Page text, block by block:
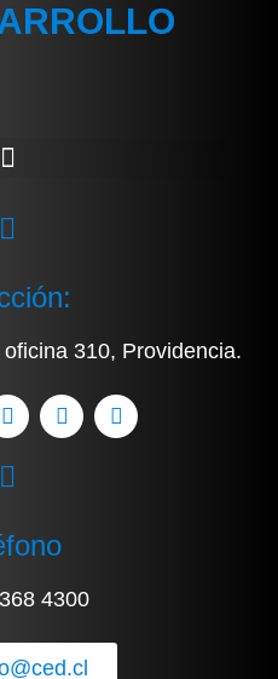
310, Providencia.
4300